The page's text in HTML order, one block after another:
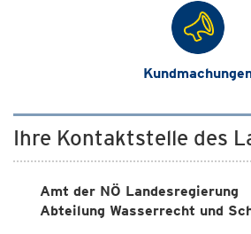
Ihre Kontaktstelle des
Amt der NÖ Landesregierung
Abteilung Wasserrecht und